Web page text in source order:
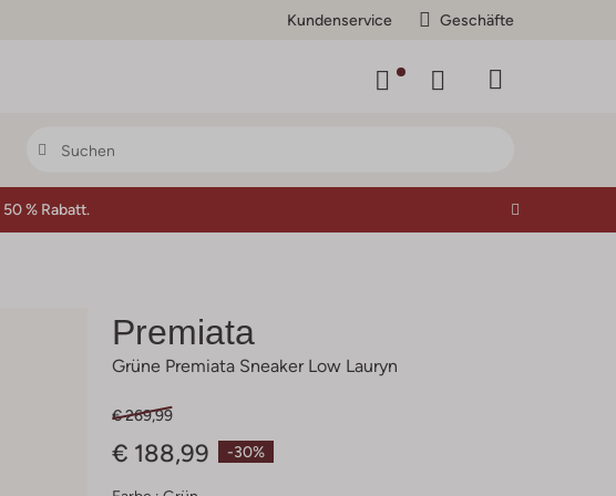
Kundenservice Geschäfte
50 % Rabatt.
Premiata
Grüne Premiata Sneaker Low Lauryn
-30%
€ 269,99
€ 188,99